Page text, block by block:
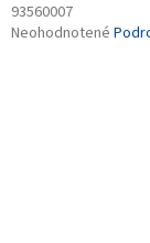
93560007
Priemerné
Neohodnotené